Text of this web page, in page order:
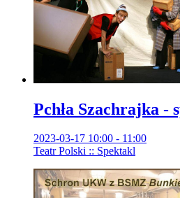
Pchła Szachrajka -
2023-03-17 10:00 - 11:00
Teatr Polski :: Spektakl